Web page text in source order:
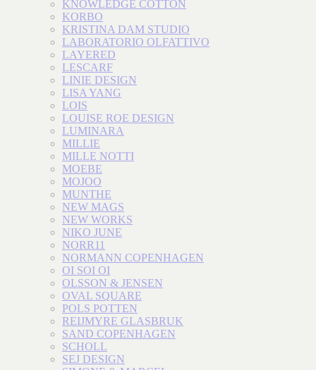
KNOWLEDGE COTTON
KORBO
KRISTINA DAM STUDIO
LABORATORIO OLFATTIVO
LAYERED
LESCARF
LINIE DESIGN
LISA YANG
LOIS
LOUISE ROE DESIGN
LUMINARA
MILLIE
MILLE NOTTI
MOEBE
MOJOO
MUNTHE
NEW MAGS
NEW WORKS
NIKO JUNE
NORR11
NORMANN COPENHAGEN
OI SOI OI
OLSSON & JENSEN
OVAL SQUARE
POLS POTTEN
REIJMYRE GLASBRUK
SAND COPENHAGEN
SCHOLL
SEJ DESIGN